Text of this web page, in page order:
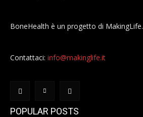
BoneHealth è un progetto di MakingLife.
Contattaci: info@makinglife.it
POPULAR POSTS